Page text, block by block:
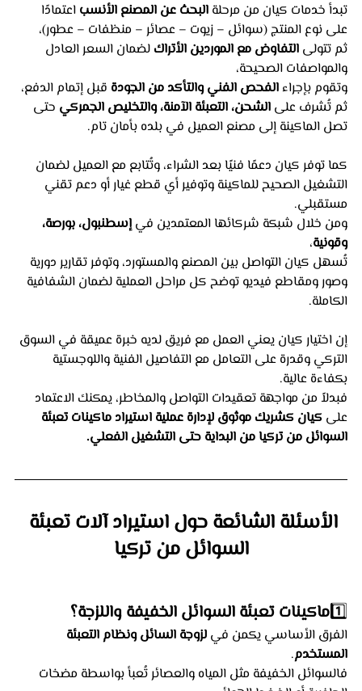
تبدأ خدمات كيان من مرحلة البحث عن المصنع الأنسب اعتمادًا
على نوع المنتج (سوائل – زيوت – عصائر – منظفات – عطور)،
ثم تتولى التفاوض مع الموردين الأتراك لضمان السعر العادل
والمواصفات الصحيحة،
وتقوم بإجراء الفحص الفني والتأكد من الجودة قبل إتمام الدفع،
ثم تُشرف على الشحن، التعبئة الآمنة، والتخليص الجمركي حتى
تصل الماكينة إلى مصنع العميل في بلده بأمان تام.
كما توفر كيان دعمًا فنيًا بعد الشراء، وتُتابع مع العميل لضمان
التشغيل الصحيح للماكينة وتوفير أي قطع غيار أو دعم تقني
مستقبلي.
ومن خلال شبكة شركائها المعتمدين في إسطنبول، بورصة،
وقونية،
تُسهل كيان التواصل بين المصنع والمستورد، وتوفر تقارير دورية
وصور ومقاطع فيديو توضح كل مراحل العملية لضمان الشفافية
الكاملة.
إن اختيار كيان يعني العمل مع فريق لديه خبرة عميقة في السوق
التركي وقدرة على التعامل مع التفاصيل الفنية واللوجستية
بكفاءة عالية.
فبدلاً من مواجهة تعقيدات التواصل والمخاطر، يمكنك الاعتماد
على كيان كشريك موثوق لإدارة عملية استيراد ماكينات تعبئة
السوائل من تركيا من البداية حتى التشغيل الفعلي.
الأسئلة الشائعة حول استيراد آلات تعبئة
السوائل من تركيا
1️⃣ماكينات تعبئة السوائل الخفيفة واللزجة؟
الفرق الأساسي يكمن في لزوجة السائل ونظام التعبئة
المستخدم.
فالسوائل الخفيفة مثل المياه والعصائر تُعبأ بواسطة مضخات